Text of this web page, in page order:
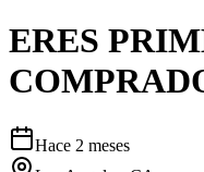
ERES
Hace 2 meses